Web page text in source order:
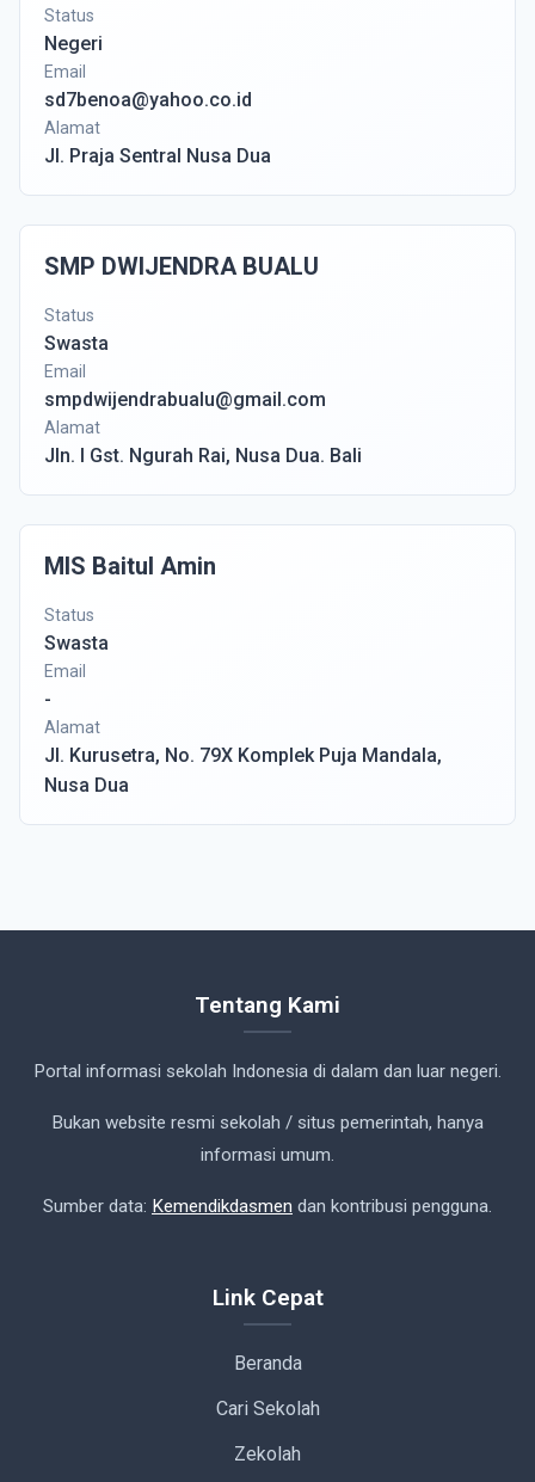
Status
Negeri
Email
sd7benoa@yahoo.co.id
Alamat
Jl. Praja Sentral Nusa Dua
SMP DWIJENDRA BUALU
Status
Swasta
Email
smpdwijendrabualu@gmail.com
Alamat
Jln. I Gst. Ngurah Rai, Nusa Dua. Bali
MIS Baitul Amin
Status
Swasta
Email
-
Alamat
Jl. Kurusetra, No. 79X Komplek Puja Mandala,
Nusa Dua
Tentang Kami
Portal informasi sekolah Indonesia di dalam dan luar negeri.
Bukan website resmi sekolah / situs pemerintah, hanya
informasi umum.
Sumber data: Kemendikdasmen dan kontribusi pengguna.
Link Cepat
Beranda
Cari Sekolah
Zekolah